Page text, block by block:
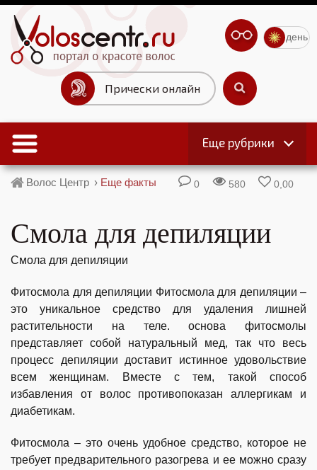
Прически онлайн
день
Еще рубрики
Волос Центр › Еще факты 0 580 0,00
Смола для депиляции
Смола для депиляции
Фитосмола для депиляции Фитосмола для депиляции –
это уникальное средство для удаления лишней
растительности на теле. основа фитосмолы
представляет собой натуральный мед, так что весь
процесс депиляции доставит истинное удовольствие
всем женщинам. Вместе с тем, такой способ
избавления от волос противопоказан аллергикам и
диабетикам.
Фитосмола – это очень удобное средство, которое не
требует предварительного разогрева и ее можно сразу